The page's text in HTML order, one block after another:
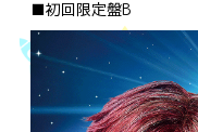
■初回限定盤B